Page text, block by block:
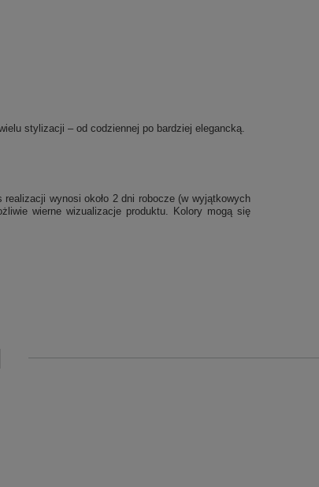
stylizacji – od codziennej po bardziej elegancką.
wynosi około 2 dni robocze (w wyjątkowych
wierne wizualizacje produktu. Kolory mogą się